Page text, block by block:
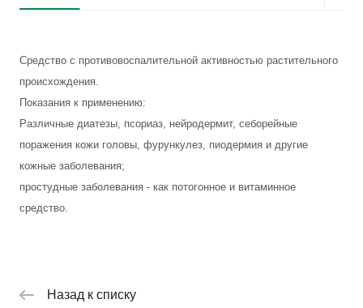
Средство с противовоспалительной активностью растительного
происхождения.
Показания к применению:
Различные диатезы, псориаз, нейродермит, себорейные
поражения кожи головы, фурункулез, пиодермия и другие
кожные заболевания;
простудные заболевания - как потогонное и витаминное
средство.
Назад к списку